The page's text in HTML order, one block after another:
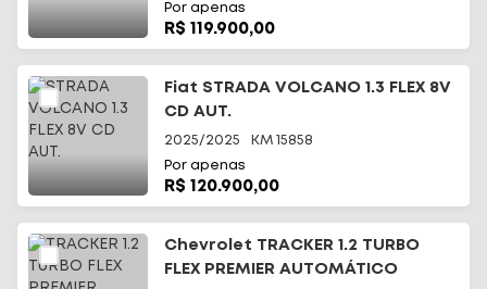
Telefone
(48) 99644-0085
Por apenas
R$ 119.900,00
Fiat STRADA VOLCANO 1.3 FLEX 8V
CD AUT.
2025/2025 KM 15858
Por apenas
R$ 120.900,00
Chevrolet TRACKER 1.2 TURBO
FLEX PREMIER AUTOMÁTICO